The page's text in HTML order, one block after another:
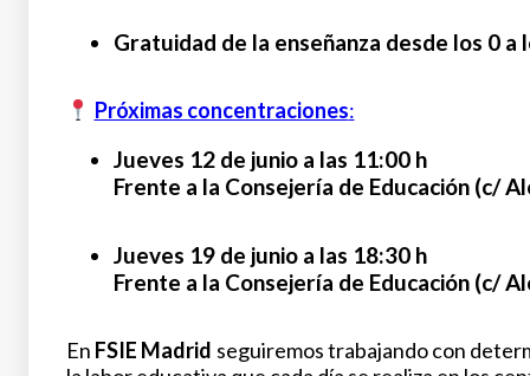
Gratuidad de la enseñanza desde los 0 a
Próximas concentraciones:
Jueves 12 de junio a las 11:00 h
Frente a la Consejería de Educación (c/
Jueves 19 de junio a las 18:30 h
Frente a la Consejería de Educación (c/
En FSIE Madrid seguiremos trabajando con